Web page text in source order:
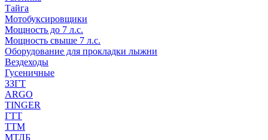
Тайга
Мотобуксировщики
Мощность до 7 л.с.
Мощность свыше 7 л.с.
Оборудование для прокладки лыжни
Вездеходы
Гусеничные
ЗЗГТ
ARGO
TINGER
ГТТ
ТТМ
МТЛБ